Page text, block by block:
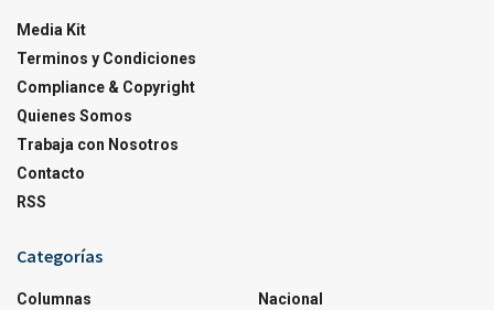
Media Kit
Terminos y Condiciones
Compliance & Copyright
Quienes Somos
Trabaja con Nosotros
Contacto
RSS
Categorías
Columnas
Nacional